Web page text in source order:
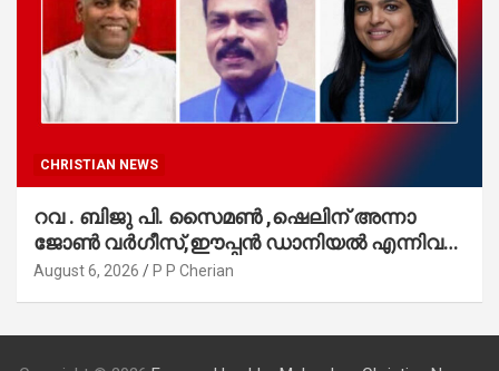
CHRISTIAN NEWS
റവ . ബിജു പി. സൈമൺ ,ഷെലിന് അന്നാ
ജോൺ വർഗീസ്,ഈപ്പൻ ഡാനിയൽ എന്നിവർ
മാർത്തോമാ സഭാ കൗൺസിലിലേക്കു
August 6, 2026 P P Cherian